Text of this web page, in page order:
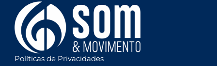
Políticas de Privacidades